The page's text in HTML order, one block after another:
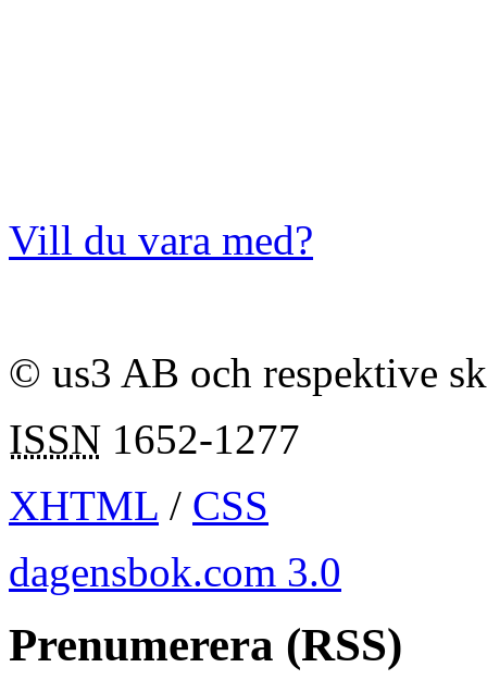
Vill du vara med?
© us3 AB och respektive
ISSN 1652-1277
XHTML / CSS
dagensbok.com 3.0
Prenumerera (RSS)